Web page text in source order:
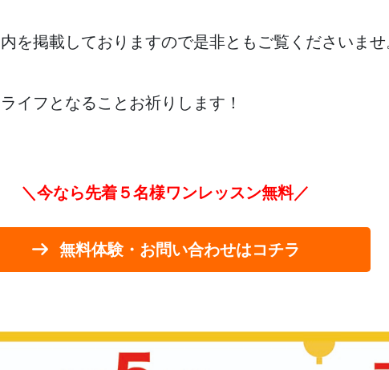
を掲載しておりますので是非ともご覧くださいませ
イフとなることお祈りします！
＼今なら先着５名様ワンレッスン無料／
無料体験・お問い合わせはコチラ